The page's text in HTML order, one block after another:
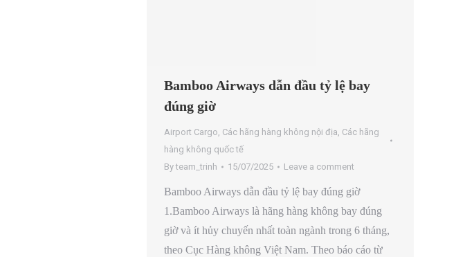
Bamboo Airways dẫn đầu tỷ lệ bay
đúng giờ
Airport Cargo, Các hãng hàng không nội địa, Các hãng
hàng không quốc tế
Byteam_trinh 15/07/2025 Leave a comment
Bamboo Airways dẫn đầu tỷ lệ bay đúng giờ
1.Bamboo Airways là hãng hàng không bay đúng
giờ và ít hủy chuyến nhất toàn ngành trong 6 tháng,
theo Cục Hàng không Việt Nam. Theo báo cáo từ